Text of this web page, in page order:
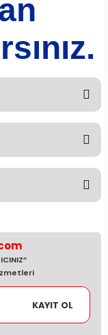
KAYIT OL